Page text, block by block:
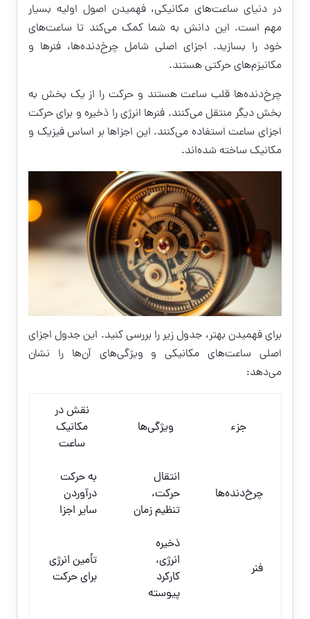
در دنیای ساعت‌های مکانیکی، فهمیدن اصول اولیه بسیار
مهم است. این دانش به شما کمک می‌کند تا ساعت‌های
خود را بسازید. اجزای اصلی شامل چرخ‌دنده‌ها، فنرها و
مکانیزم‌های حرکتی هستند.
چرخ‌دنده‌ها قلب ساعت هستند و حرکت را از یک بخش به
بخش دیگر منتقل می‌کنند. فنرها انرژی را ذخیره و برای حرکت
اجزای ساعت استفاده می‌کنند. این اجزاها بر اساس فیزیک و
مکانیک ساخته شده‌اند.
برای فهمیدن بهتر، جدول زیر را بررسی کنید. این جدول اجزای
اصلی ساعت‌های مکانیکی و ویژگی‌های آن‌ها را نشان
می‌دهد:
جزء ویژگی‌ها
نقش در
مکانیک
ساعت
چرخ‌دنده‌ها
انتقال
حرکت،
تنظیم زمان
به حرکت
درآوردن
سایر اجزا
فنر
ذخیره
انرژی،
کارکرد
پیوسته
تأمین انرژی
برای حرکت